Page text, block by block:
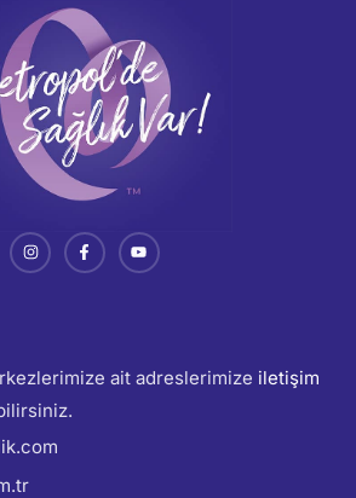
ait adreslerimize iletişim